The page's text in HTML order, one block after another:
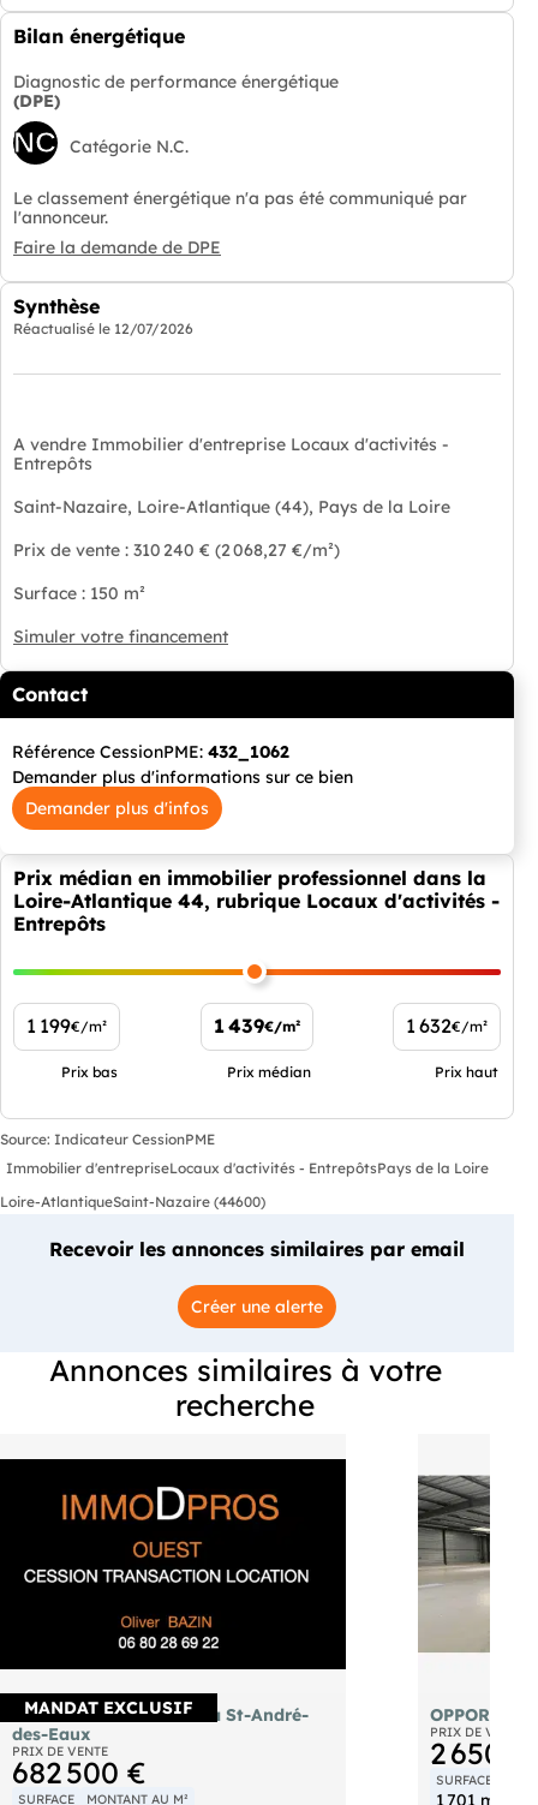
Bilan énergétique
Diagnostic de performance énergétique
(DPE)
NC Catégorie N.C.
Le classement énergétique n'a pas été communiqué par
l'annonceur.
Faire la demande de DPE
Synthèse
Réactualisé le 12/07/2026
A vendre Immobilier d'entreprise Locaux d'activités -
Entrepôts
Saint-Nazaire, Loire-Atlantique (44), Pays de la Loire
Prix de vente : 310 240 € (2 068,27 €/m²)
Surface : 150 m²
Simuler votre financement
Contact
Référence CessionPME: 432_1062
Demander plus d'informations sur ce bien
Demander plus d'infos
Prix médian en immobilier professionnel dans la
Loire-Atlantique 44, rubrique Locaux d'activités -
Entrepôts
1 199€/m²
Prix bas
1 439€/m²
Prix médian
1 632€/m²
Prix haut
Source: Indicateur CessionPME
Immobilier d'entrepriseLocaux d'activités - EntrepôtsPays de la Loire
Loire-AtlantiqueSaint-Nazaire (44600)
Recevoir les annonces similaires par email
Créer une alerte
Annonces similaires à votre
recherche
MANDAT EXCLUSIF
AV local d'activité loué à St-André-
des-Eaux
PRIX DE VENTE
682 500 €
SURFACE MONTANT AU M²
PRIX DE VENTE
2 650
SURFACE
1 701 m²